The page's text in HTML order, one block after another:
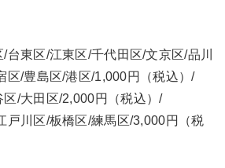
台東区/江東区/千代田区/文京区/品川
区/豊島区/港区/1,000円（税込）/
/大田区/2,000円（税込）/
戸川区/板橋区/練馬区/3,000円（税